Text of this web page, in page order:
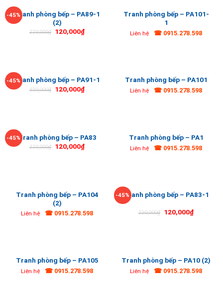
-45%Tranh phòng bếp – PA89-1
(2)
220,000₫ 120,000₫
Tranh phòng bếp – PA101-
1
Liên hệ ☎ 0915.278.598
-45%Tranh phòng bếp – PA91-1
220,000₫ 120,000₫
Tranh phòng bếp – PA101
Liên hệ ☎ 0915.278.598
-45%Tranh phòng bếp – PA83
220,000₫ 120,000₫
Tranh phòng bếp – PA1
Liên hệ ☎ 0915.278.598
Tranh phòng bếp – PA104
(2)
Liên hệ ☎ 0915.278.598
-45%Tranh phòng bếp – PA83-1
220,000₫ 120,000₫
Tranh phòng bếp – PA105
Liên hệ ☎ 0915.278.598
Tranh phòng bếp – PA10 (2)
Liên hệ ☎ 0915.278.598